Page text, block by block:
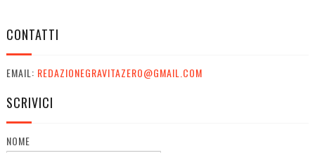
CONTATTI
EMAIL: REDAZIONEGRAVITAZERO@GMAIL.COM
SCRIVICI
NOME